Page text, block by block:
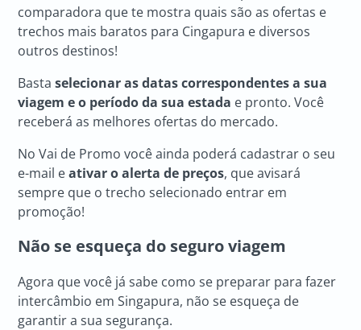
comparadora que te mostra quais são as ofertas e
trechos mais baratos para Cingapura e diversos
outros destinos!
Bastaselecionar as datas correspondentes a sua
viagem e o período da sua estada e pronto. Você
receberá as melhores ofertas do mercado.
No Vai de Promo você ainda poderá cadastrar o seu
e-mail eativar o alerta de preços, que avisará
sempre que o trecho selecionado entrar em
promoção!
Não se esqueça do seguro viagem
Agora que você já sabe como se preparar para fazer
intercâmbio em Singapura, não se esqueça de
garantir a sua segurança.